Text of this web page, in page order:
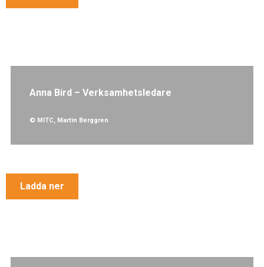
Anna Bird – Verksamhetsledare
© MITC, Martin Berggren
Ladda ner